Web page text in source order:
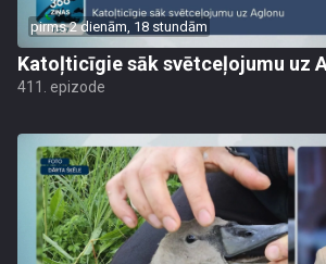
pirms 2 dienām, 18 stundām
Katoļticīgie sāk svētceļojumu uz
411. epizode